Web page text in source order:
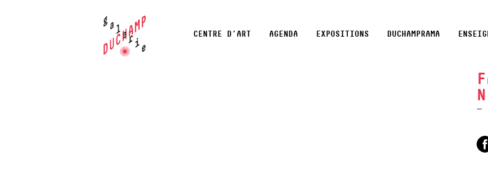
CENTRE D’ART AGENDA EXPOSITIONS DUCHAMPRAMA